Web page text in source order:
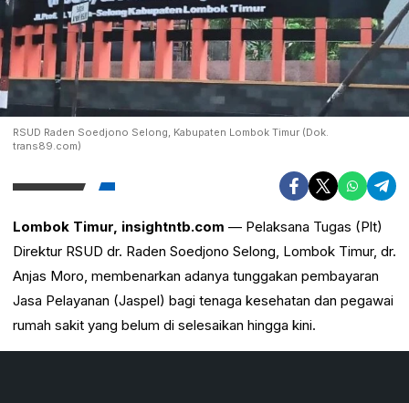
RSUD Raden Soedjono Selong, Kabupaten Lombok Timur (Dok.
trans89.com)
Lombok Timur, insightntb.com — Pelaksana Tugas (Plt)
Direktur RSUD dr. Raden Soedjono Selong, Lombok Timur, dr.
Anjas Moro, membenarkan adanya tunggakan pembayaran
Jasa Pelayanan (Jaspel) bagi tenaga kesehatan dan pegawai
rumah sakit yang belum di selesaikan hingga kini.